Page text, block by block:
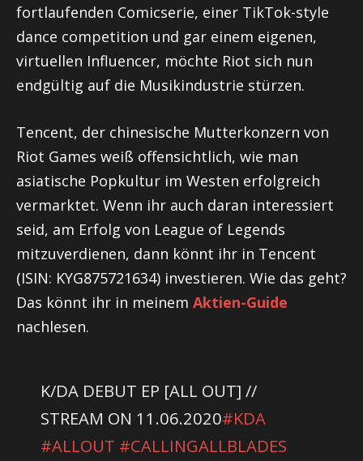
fortlaufenden Comicserie, einer TikTok-style
dance competition und gar einem eigenen,
virtuellen Influencer, möchte Riot sich nun
endgültig auf die Musikindustrie stürzen.
Tencent, der chinesische Mutterkonzern von
Riot Games weiß offensichtlich, wie man
asiatische Popkultur im Westen erfolgreich
vermarktet. Wenn ihr auch daran interessiert
seid, am Erfolg von League of Legends
mitzuverdienen, dann könnt ihr in Tencent
(ISIN: KYG875721634) investieren. Wie das geht?
Das könnt ihr in meinem Aktien-Guide
nachlesen.
K/DA DEBUT EP [ALL OUT] //
STREAM ON 11.06.2020#KDA
#ALLOUT #CALLINGALLBLADES